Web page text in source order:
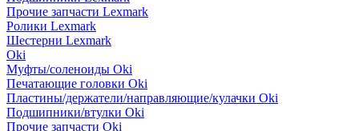
Прочие запчасти Lexmark
Ролики Lexmark
Шестерни Lexmark
Oki
Муфты/соленоиды Oki
Печатающие головки Oki
Пластины/держатели/направляющие/кулачки Oki
Подшипники/втулки Oki
Прочие запчасти Oki